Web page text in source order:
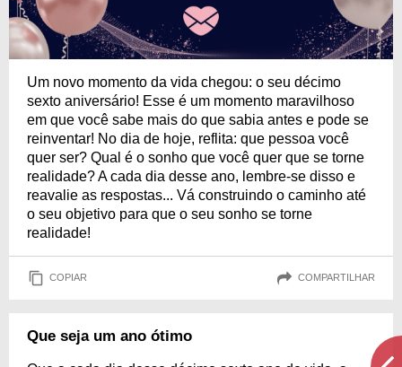
Um novo momento da vida chegou: o seu décimo
sexto aniversário! Esse é um momento maravilhoso
em que você sabe mais do que sabia antes e pode se
reinventar! No dia de hoje, reflita: que pessoa você
quer ser? Qual é o sonho que você quer que se torne
realidade? A cada dia desse ano, lembre-se disso e
reavalie as respostas... Vá construindo o caminho até
o seu objetivo para que o seu sonho se torne
realidade!
COPIAR COMPARTILHAR
Que seja um ano ótimo